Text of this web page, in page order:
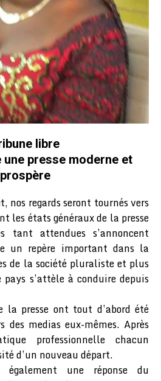
libre
une presse moderne et
prospère
regards seront tournés vers
les états généraux de la presse
tant attendues s’annoncent
un repère important dans la
de la société pluraliste et plus
pays s’attèle à conduire depuis
la presse ont tout d’abord été
des medias eux-mêmes. Après
professionnelle chacun
d’un nouveau départ.
également une réponse du